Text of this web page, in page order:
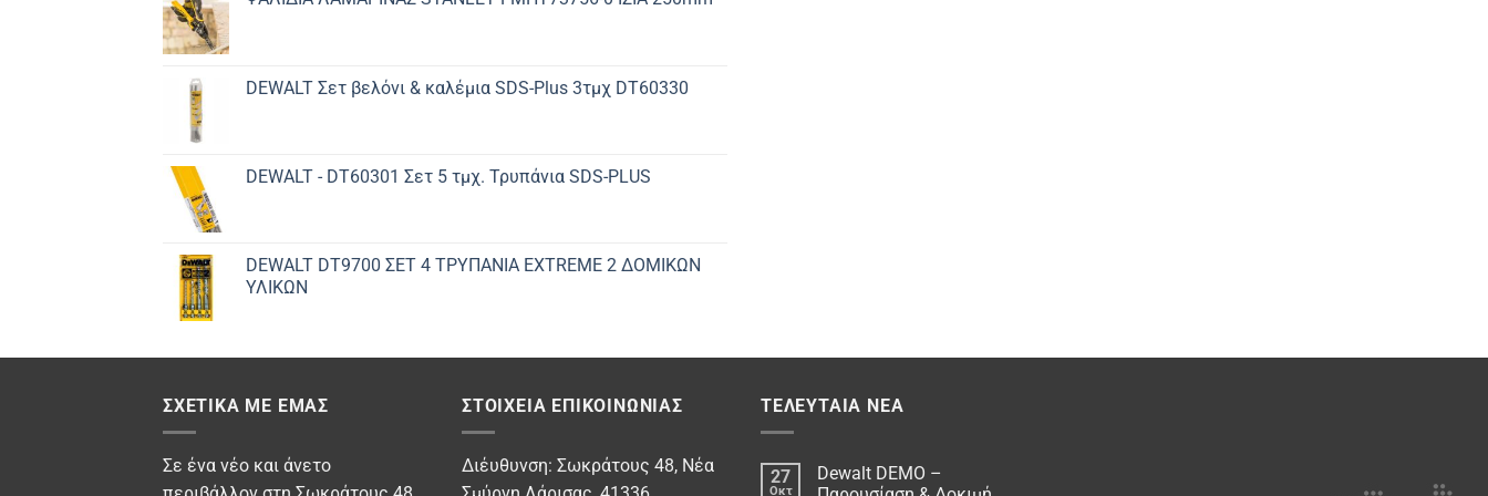
DEWALT Σετ βελόνι & καλέμια SDS-Plus 3τμχ DT60330
DEWALT - DT60301 Σετ 5 τμχ. Τρυπάνια SDS-PLUS
DEWALT DT9700 ΣET 4 ΤΡΥΠΑΝΙΑ EXTREME 2 ΔΟΜΙΚΩΝ
ΥΛΙΚΩΝ
ΣΧΕΤΙΚΆ ΜΕ ΕΜΆΣ
Σε ένα νέο και άνετο
ΣΤΟΙΧΕΊΑ ΕΠΙΚΟΙΝΩΝΊΑΣ
Διέυθυνση: Σωκράτους 48, Νέα
ΤΕΛΕΥΤΑΊΑ ΝΈΑ
27
Οκτ
Dewalt DEMO –